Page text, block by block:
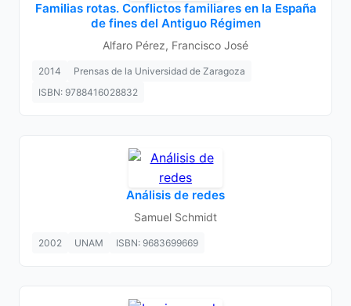
Familias rotas. Conflictos familiares en la España
de fines del Antiguo Régimen
Alfaro Pérez, Francisco José
2014
Prensas de la Universidad de Zaragoza
ISBN: 9788416028832
Análisis de redes
Samuel Schmidt
2002 UNAM ISBN: 9683699669